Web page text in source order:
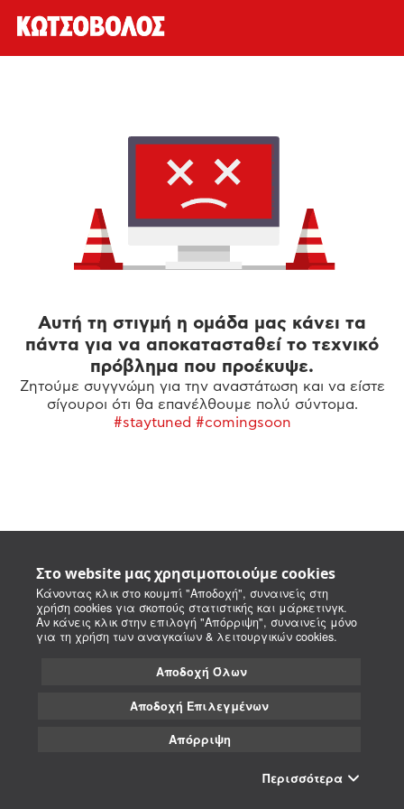
Στο website μας χρησιμοποιούμε cookies
Κάνοντας κλικ στο κουμπί "Αποδοχή", συναινείς στη
χρήση cookies για σκοπούς στατιστικής και μάρκετινγκ.
Αν κάνεις κλικ στην επιλογή "Απόρριψη", συναινείς μόνο
για τη χρήση των αναγκαίων & λειτουργικών cookies.
Αποδοχή Όλων
Αποδοχή Επιλεγμένων
Απόρριψη
Περισσότερα
Αυτή τη στιγμή η ομάδα μας κάνει τα
πάντα για να αποκατασταθεί το τεχνικό
πρόβλημα που προέκυψε.
Ζητούμε συγγνώμη για την αναστάτωση και να είστε
σίγουροι ότι θα επανέλθουμε πολύ σύντομα.
#staytuned #comingsoon